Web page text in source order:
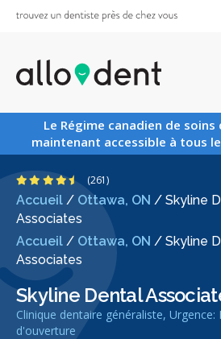
Le Régime canadien de soins
maintenant accessible à tous
Accueil / Ottawa, ON / Skyline
Associates
Accueil / Ottawa, ON / Skyline
Associates
Skyline Dental
Clinique dentaire généraliste, Urgence:
d'ouverture
4.7 étoiles
(261)